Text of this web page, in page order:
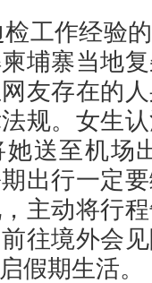
工作经验
埔寨当地
友存在的
规。女生
送至机场
出行一定
主动将行
往境外会
假期生活。